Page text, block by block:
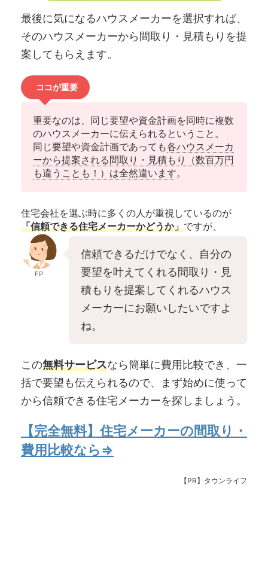
最後に気になるハウスメーカーを選択すれば、
そのハウスメーカーから間取り・見積もりを提
案してもらえます。
ココが重要
重要なのは、同じ要望や資金計画を同時に複数
のハウスメーカーに伝えられるということ。
同じ要望や資金計画であっても各ハウスメーカ
ーから提案される間取り・見積もり（数百万円
も違うことも！）は全然違います。
住宅会社を選ぶ時に多くの人が重視しているのが
「信頼できる住宅メーカーかどうか」ですが、
FP
信頼できるだけでなく、自分の
要望を叶えてくれる間取り・見
積もりを提案してくれるハウス
メーカーにお願いしたいですよ
ね。
この無料サービスなら簡単に費用比較でき、一
括で要望も伝えられるので、まず始めに使って
から信頼できる住宅メーカーを探しましょう。
【完全無料】住宅メーカーの間取り・
費用比較なら⇒
【PR】タウンライフ